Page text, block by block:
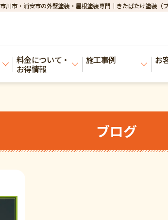
市川市・浦安市の外壁塗装・屋根塗装専門｜きたばたけ塗装（
料金について・
お得情報
施工事例 お
ブログ